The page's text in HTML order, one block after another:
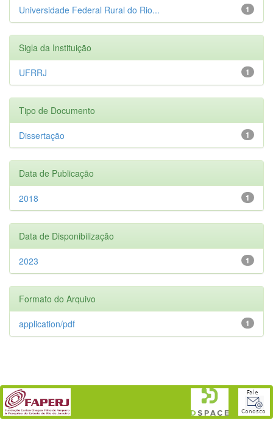
1
Universidade Federal Rural do Rio...
Sigla da Instituição
1
UFRRJ
Tipo de Documento
1
Dissertação
Data de Publicação
1
2018
Data de Disponibilização
1
2023
Formato do Arquivo
1
application/pdf